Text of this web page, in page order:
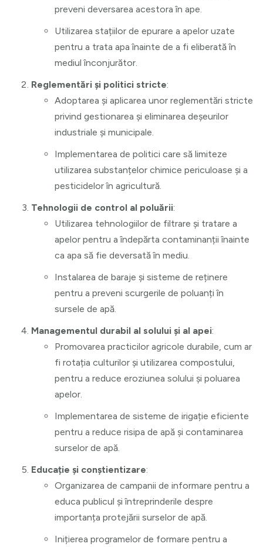
preveni deversarea acestora în ape.
Utilizarea stațiilor de epurare a apelor uzate
pentru a trata apa înainte de a fi eliberată în
mediul înconjurător.
Reglementări și politici stricte:
Adoptarea și aplicarea unor reglementări stricte
privind gestionarea și eliminarea deșeurilor
industriale și municipale.
Implementarea de politici care să limiteze
utilizarea substanțelor chimice periculoase și a
pesticidelor în agricultură.
Tehnologii de control al poluării:
Utilizarea tehnologiilor de filtrare și tratare a
apelor pentru a îndepărta contaminanții înainte
ca apa să fie deversată în mediu.
Instalarea de baraje și sisteme de reținere
pentru a preveni scurgerile de poluanți în
sursele de apă.
Managementul durabil al solului și al apei:
Promovarea practicilor agricole durabile, cum ar
fi rotația culturilor și utilizarea compostului,
pentru a reduce eroziunea solului și poluarea
apelor.
Implementarea de sisteme de irigație eficiente
pentru a reduce risipa de apă și contaminarea
surselor de apă.
Educație și conștientizare:
Organizarea de campanii de informare pentru a
educa publicul și întreprinderile despre
importanța protejării surselor de apă.
Inițierea programelor de formare pentru a